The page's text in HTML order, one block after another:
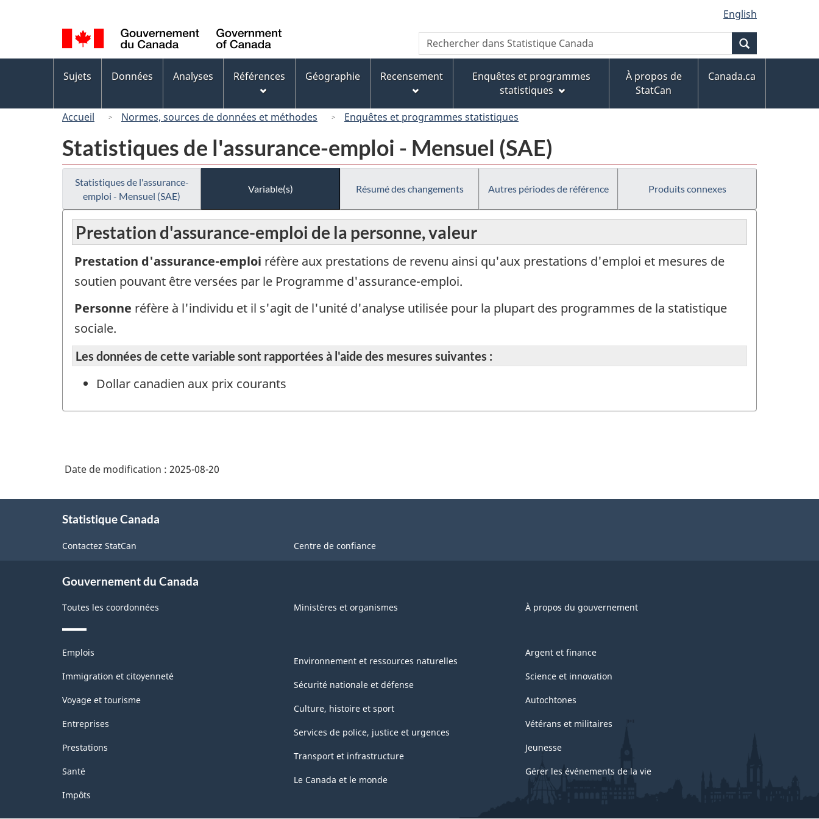
au
contenu
principal
« À
propos
de
ce
version
HTML
simplifiée
de
la
langue
English
Canada
Recherche
Rechercher
dans
Canada
des
Sujets Données Analyses Références Géographie Recensement
Enquêtes et programmes
statistiques
À propos de
StatCan
Canada.ca
Accueil Normes, sources de données et méthodes Enquêtes et programmes statistiques
Statistiques de l'assurance-emploi - Mensuel (SAE)
Statistiques de l'assurance-
emploi - Mensuel (SAE)
Variable(s) Résumé des changements Autres périodes de référence Produits connexes
Prestation d'assurance-emploi de la personne, valeur
Prestation d'assurance-emploi réfère aux prestations de revenu ainsi qu'aux prestations d'emploi et mesures de
soutien pouvant être versées par le Programme d'assurance-emploi.
Personne réfère à l'individu et il s'agit de l'unité d'analyse utilisée pour la plupart des programmes de la statistique
sociale.
Les données de cette variable sont rapportées à l'aide des mesures suivantes :
Dollar canadien aux prix courants
Date de modification : 2025-08-20
Statistique Canada
Contactez StatCan Centre de confiance
Gouvernement du Canada
Toutes les coordonnées Ministères et organismes À propos du gouvernement
Thèmes
sujets
Emplois
Immigration et citoyenneté
Voyage et tourisme
Entreprises
Prestations
Santé
Impôts
Environnement et ressources naturelles
Sécurité nationale et défense
Culture, histoire et sport
Services de police, justice et urgences
Transport et infrastructure
Le Canada et le monde
Argent et finance
Science et innovation
Autochtones
Vétérans et militaires
Jeunesse
Gérer les événements de la vie